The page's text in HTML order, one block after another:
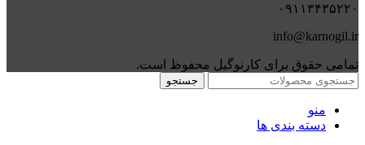
۰۹۱۱۳۴۳۵۲۲۰
info@karnogil.ir
تمامی حقوق برای کارنوگیل محفوظ است.
جستجو
منو
دسته بندی ها